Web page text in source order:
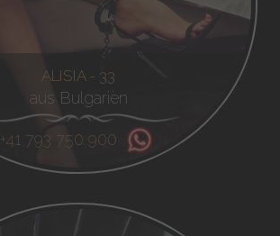
ALISIA - 33
aus Bulgarien
+41 793 750 900